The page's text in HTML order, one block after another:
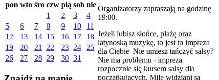
pon wto śro czw pią sob nie
1
2 3
4
5
6 7 8 9 10
11
12
13 14 15 16 17
18
19
20 21 22 23 24
25
26
27 28 29 30 31
Organizatorzy zapraszają na godzinę
19:00.
Jeżeli lubisz słońce, plażę oraz
latynoską muzykę, to jest to impreza
dla Ciebie Nie umiesz tańczyć salsy?
Nie ma problemu - impreza
rozpocznie się kursem salsy dla
początkujących. Mile widziani są